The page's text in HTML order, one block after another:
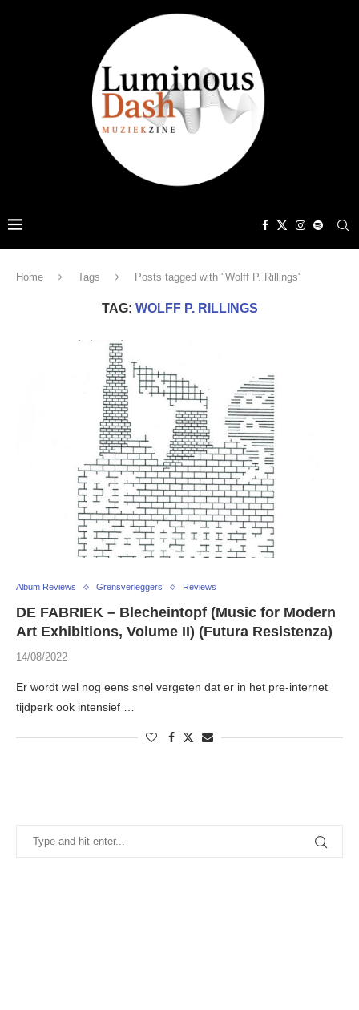
Home Tags Posts tagged with "Wolff P. Rillings"
TAG: WOLFF P. RILLINGS
Album Reviews Grensverleggers Reviews
DE FABRIEK – Blecheintopf (Music for Modern
Art Exhibitions, Volume II) (Futura Resistenza)
14/08/2022
Er wordt wel nog eens snel vergeten dat er in het pre-internet
tijdperk ook intensief …